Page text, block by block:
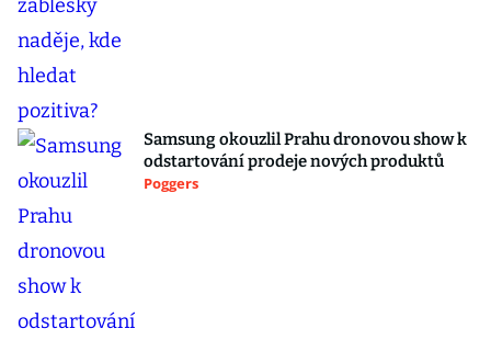
Samsung okouzlil Prahu dronovou show k
odstartování prodeje nových produktů
Poggers